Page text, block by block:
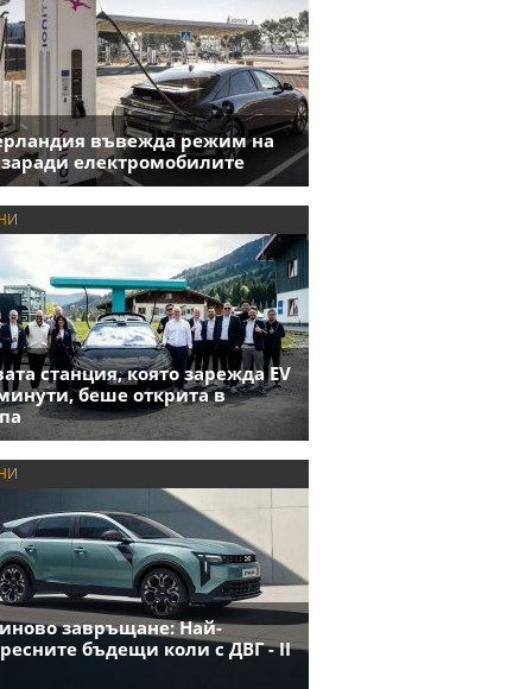
въвежда режим на
заради електромобилите
станция, която зарежда EV
беше открита в
завръщане: Най-
бъдещи коли с ДВГ - II